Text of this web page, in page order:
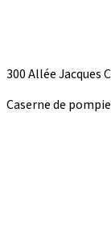
300 Allée Jacques
Caserne de